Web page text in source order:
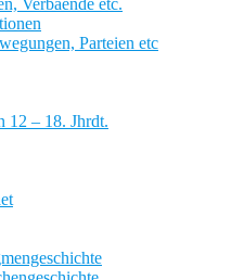
Verbaende etc.
Parteien etc
12 – 18. Jhrdt.